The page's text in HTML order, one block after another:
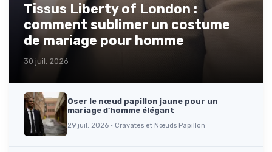
Tissus Liberty of London :
comment sublimer un costume
de mariage pour homme
30 juil. 2026
Oser le nœud papillon jaune pour un
mariage d’homme élégant
29 juil. 2026 · Cravates et Nœuds Papillon